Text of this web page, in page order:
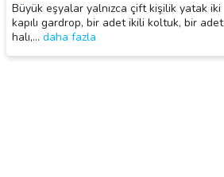
Büyük eşyalar yalnızca çift kişilik yatak iki
kapılı gardrop, bir adet ikili koltuk, bir adet
halı,… daha fazla